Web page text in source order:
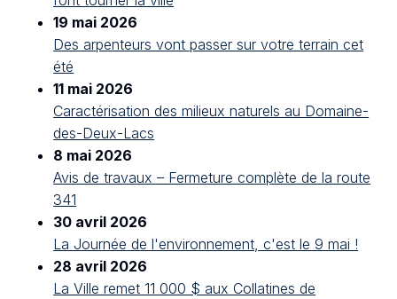
19 mai 2026
Des arpenteurs vont passer sur votre terrain cet
été
11 mai 2026
Caractérisation des milieux naturels au Domaine-
des-Deux-Lacs
8 mai 2026
Avis de travaux – Fermeture complète de la route
341
30 avril 2026
La Journée de l'environnement, c'est le 9 mai !
28 avril 2026
La Ville remet 11 000 $ aux Collatines de